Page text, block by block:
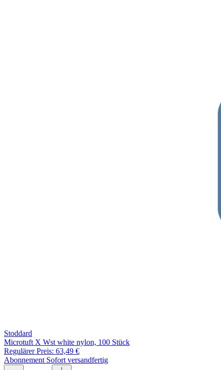
Stoddard
Microtuft X Wst white nylon, 100 Stück
Regulärer Preis: 63,49 €
Abonnement Sofort versandfertig